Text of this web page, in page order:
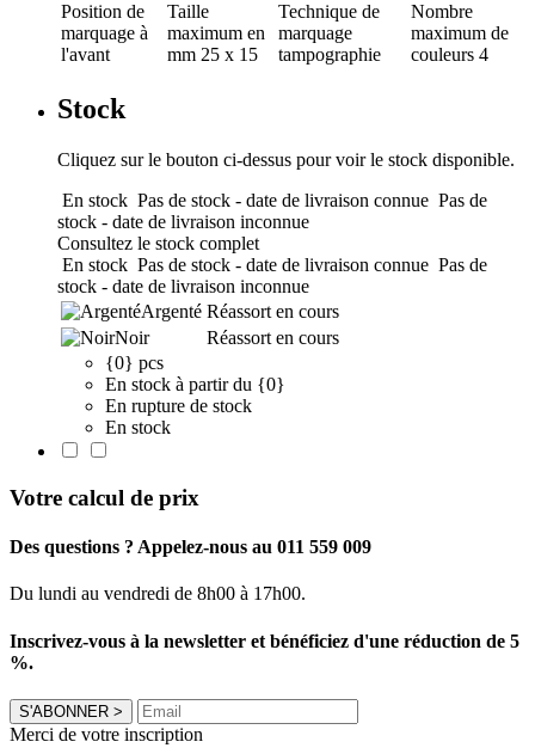
Position de
marquage à
l'avant
Taille
maximum en
mm 25 x 15
Technique de
marquage
tampographie
Nombre
maximum de
couleurs 4
Stock
Cliquez sur le bouton ci-dessus pour voir le stock disponible.
En stock Pas de stock - date de livraison connue Pas de
stock - date de livraison inconnue
Consultez le stock complet
En stock Pas de stock - date de livraison connue Pas de
stock - date de livraison inconnue
Argenté Réassort en cours
Noir
Réassort en cours
{0} pcs
En stock à partir du {0}
En rupture de stock
En stock
Votre calcul de prix
Des questions ? Appelez-nous au 011 559 009
Du lundi au vendredi de 8h00 à 17h00.
Inscrivez-vous à la newsletter et bénéficiez d'une réduction de 5
%.
S'ABONNER >
Merci de votre inscription